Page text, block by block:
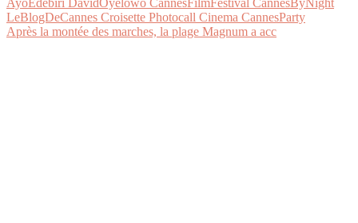
Après la montée des marches, la plage Magnum a acc